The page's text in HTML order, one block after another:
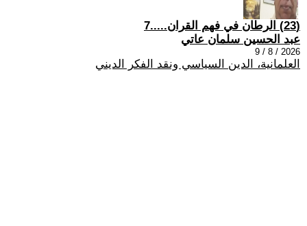
(23) الرطان في فهم القران.....7
عبد الحسين سلمان عاتي
2026 / 8 / 9
العلمانية، الدين السياسي ونقد الفكر الديني